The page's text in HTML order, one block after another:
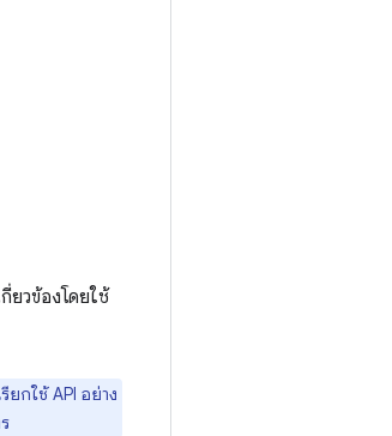
ยวข้องโดยใช้
ยกใช้ API อย่าง